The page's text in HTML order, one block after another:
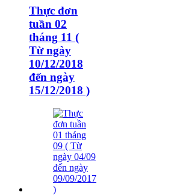
Thực đơn
tuần 02
tháng 11 (
Từ ngày
10/12/2018
đến ngày
15/12/2018 )